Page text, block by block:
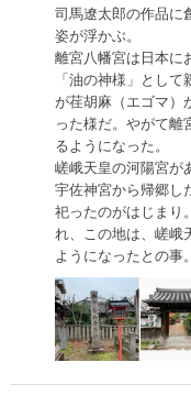
司馬遼太郎の作品に
姿が浮かぶ。
離宮八幡宮は日本に
「油の神様」とし
が荏胡麻（エゴマ）
った様だ。やがて離
るようになった。
嵯峨天皇の河陽宮が
宇佐神宮から帰郷し
祀ったのがはじまり
れ、この地は、嵯峨
ようになったとの事。